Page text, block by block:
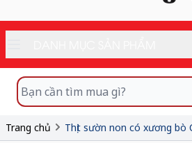
Trang chủ Thịt sườn non có xương bò